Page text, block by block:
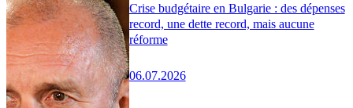
Crise budgétaire en Bulgarie : des dépenses
record, une dette record, mais aucune
réforme
06.07.2026